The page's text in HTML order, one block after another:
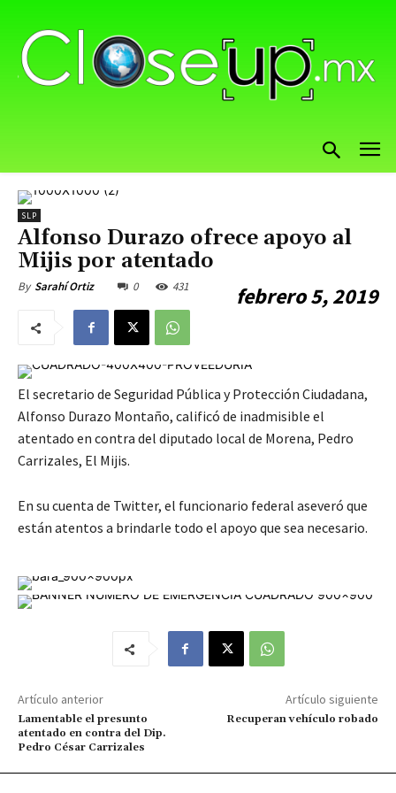
SLP
Alfonso Durazo ofrece apoyo al
Mijis por atentado
By Sarahí Ortiz febrero 5, 2019
0 431
El secretario de Seguridad Pública y Protección Ciudadana,
Alfonso Durazo Montaño, calificó de inadmisible el
atentado en contra del diputado local de Morena, Pedro
Carrizales, El Mijis.
En su cuenta de Twitter, el funcionario federal aseveró que
están atentos a brindarle todo el apoyo que sea necesario.
Artículo anterior
Lamentable el presunto
atentado en contra del Dip.
Pedro César Carrizales
Artículo siguiente
Recuperan vehículo robado